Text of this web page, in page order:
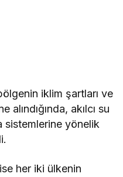
iklim şartları ve
alındığında, akılcı su
sistemlerine yönelik
her iki ülkenin